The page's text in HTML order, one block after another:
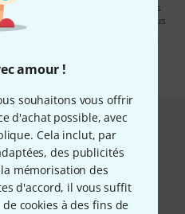
amour !
souhaitons vous offrir
d'achat possible, avec
Cela inclut, par
des publicités
mémorisation des
d'accord, il vous suffit
cookies à des fins de
vous acceptez de recevoir des
est possible à tout moment. Vous
à ce sujet dans notre
sécurité